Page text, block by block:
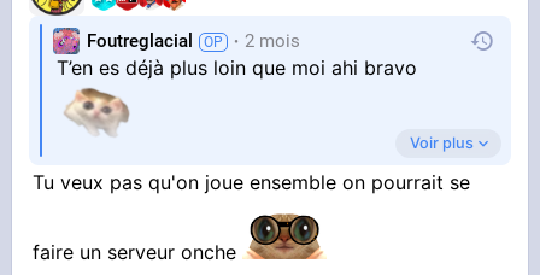
Foutreglacial 2 mois
T’en es déjà plus loin que moi ahi bravo
Si ça peut te rassurez , 9 essaies de speedrun
sur 10 finissent par être molester par un loup ou
abandonné car le fer est à 2500 blocs du
spawn , meme quand t’es bon c’est impitoyable
Voir plus
Tu veux pas qu'on joue ensemble on pourrait se
faire un serveur onche